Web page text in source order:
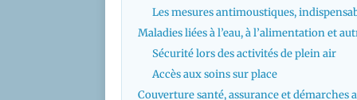
Les mesures antimoustiques,
Maladies liées à l’eau, à l’alimentation et
Sécurité lors des activités de plein air
Accès aux soins sur place
Couverture santé, assurance et démarches